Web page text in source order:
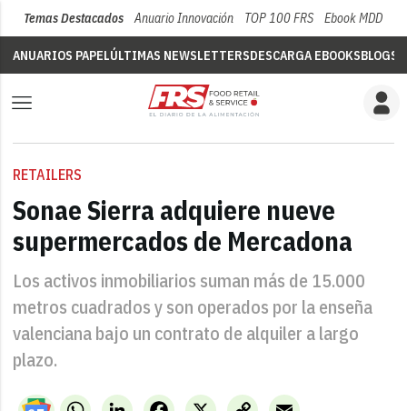
Temas Destacados Anuario Innovación TOP 100 FRS Ebook MDD
ANUARIOS PAPELÚLTIMAS NEWSLETTERSDESCARGA EBOOKSBLOGS
RETAILERS
Sonae Sierra adquiere nueve
supermercados de Mercadona
Los activos inmobiliarios suman más de 15.000
metros cuadrados y son operados por la enseña
valenciana bajo un contrato de alquiler a largo
plazo.
WhatsAppLinkedIn X
Facebook
Copy
Email